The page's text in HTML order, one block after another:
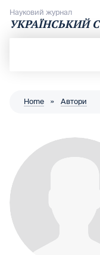
Науковий журнал
УКРАЇНСЬКИЙ
Home » Автори